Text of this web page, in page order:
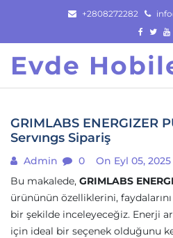
content
+2808272282
Evde
GRIMLABS ENERGIZER
Servıngs Sipariş
Admin 0
On Eyl 05, 2025
Bu makalede, GRIMLABS
ürününün özelliklerini,
bir şekilde inceleyeceğiz. Enerji
için ideal bir seçenek olduğunu